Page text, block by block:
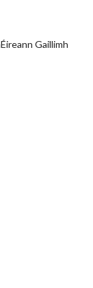
Gaillimh